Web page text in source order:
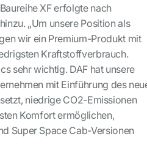
XF erfolgte nach
„Um unsere Position als
wir ein Premium-Produkt mit
Kraftstoffverbrauch.
sehr wichtig. DAF hat unsere
mit Einführung des
niedrige CO2-Emissionen
Komfort ermöglichen,
Super Space Cab-Versionen